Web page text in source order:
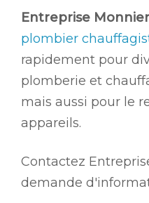
Entreprise Monnier
plombier
rapidement pour
plomberie et
mais aussi pour le
appareils.
Contactez
demande